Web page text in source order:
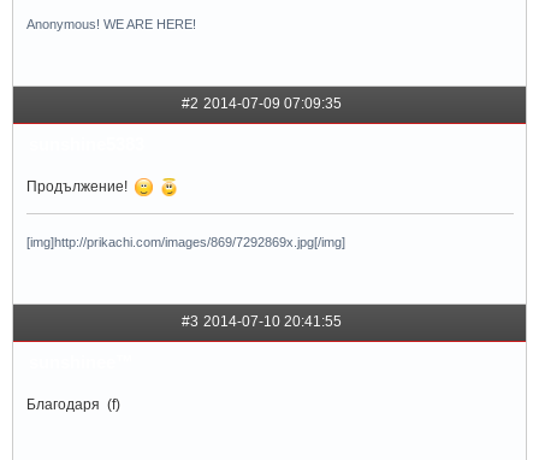
Anonymous! WE ARE HERE!
#2 2014-07-09 07:09:35
Продължение!
[img]http://prikachi.com/images/869/7292869x.jpg[/img]
#3 2014-07-10 20:41:55
Благодаря (f)